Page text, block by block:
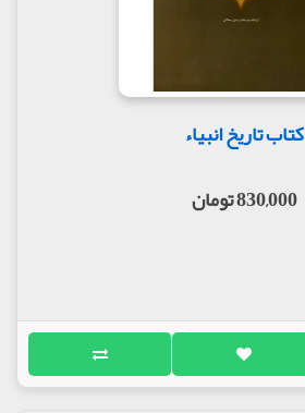
کتاب تاریخ انبیاء
830,000 تومان